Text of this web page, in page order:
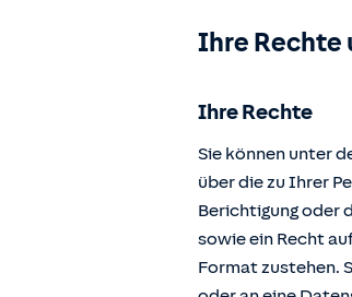
Ihre Rechte
Ihre Rechte
Sie können unter
über die zu Ihrer
Berichtigung oder
sowie ein Recht
Format zustehen.